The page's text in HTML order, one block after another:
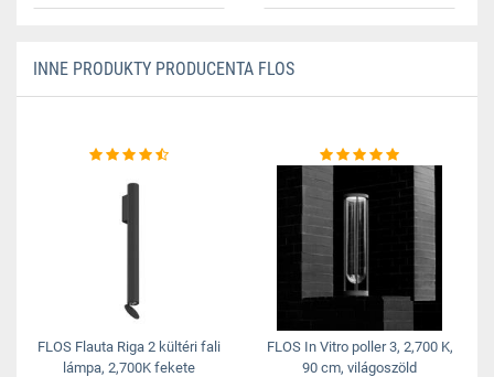
INNE PRODUKTY PRODUCENTA FLOS
FLOS Flauta Riga 2 kültéri fali
lámpa, 2,700K fekete
FLOS In Vitro poller 3, 2,700 K,
90 cm, világoszöld